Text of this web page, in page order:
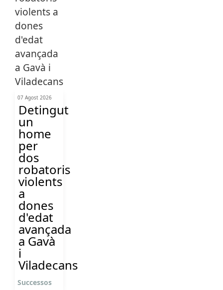
07 Agost 2026
Detingut
un
home
per
dos
robatoris
violents
a
dones
d'edat
avançada
a Gavà
i
Viladecans
Successos